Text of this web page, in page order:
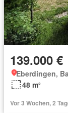
139.000 €
Eberdingen,
48 m²
Vor 3 Wochen, 2